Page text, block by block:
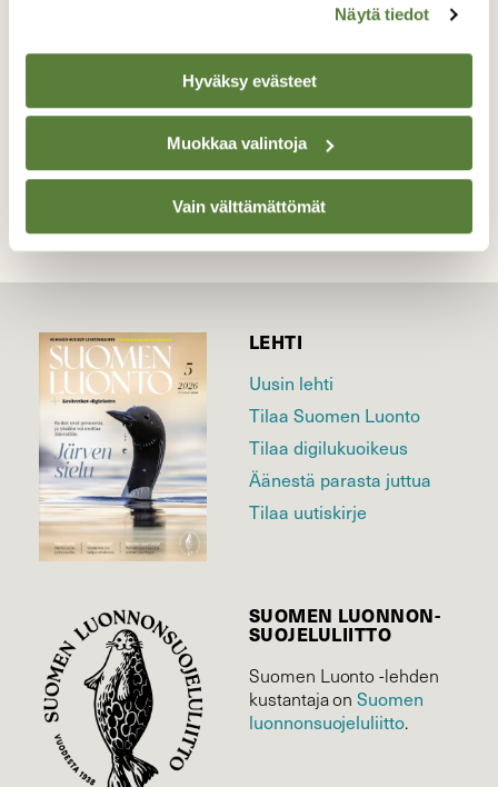
Näytä tiedot
Hyväksy evästeet
Muokkaa valintoja
Vain välttämättömät
Valokuvaaja: Reijo Juurinen, Nuuksion
TAKAISIN LISTAAN
LEHTI
Uusin lehti
Tilaa Suomen Luonto
Tilaa digilukuoikeus
Äänestä parasta juttua
Tilaa uutiskirje
SUOMEN LUONNON­
SUOJELU­LIITTO
Suomen Luonto -lehden
kustantaja onSuomen
luonnonsuojelu­liitto.